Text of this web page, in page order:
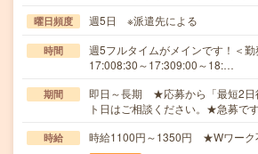
曜日頻度 週5日 ※派遣先による
時間
週5フルタイムがメインです！＜
17:008:30～17:309:00～18:…
期間
即日～長期 ★応募から「最短2日
ト日はご相談ください。★急募です
時給 時給1100円～1350円 ★Wワーク